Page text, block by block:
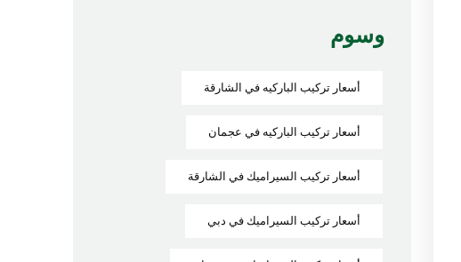
وسوم
أسعار تركيب الباركيه في الشارقة
أسعار تركيب الباركيه في عجمان
أسعار تركيب السيراميك في الشارقة
أسعار تركيب السيراميك في دبي